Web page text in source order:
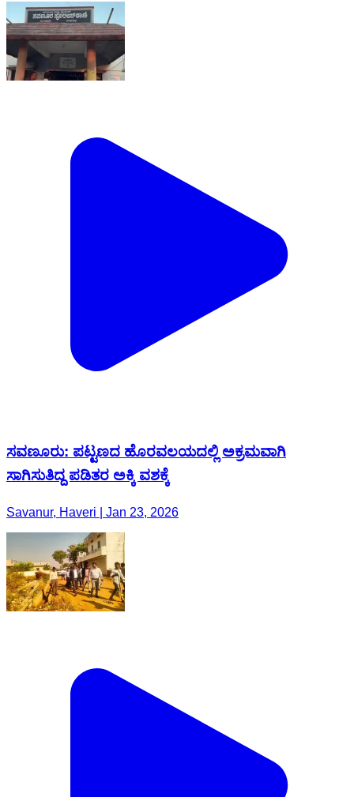
ಸವಣೂರು: ಪಟ್ಟಣದ ಹೊರವಲಯದಲ್ಲಿ ಅಕ್ರಮವಾಗಿ
ಸಾಗಿಸುತಿದ್ದ ಪಡಿತರ ಅಕ್ಕಿ ವಶಕ್ಕೆ
Savanur, Haveri | Jan 23, 2026